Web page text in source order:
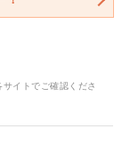
イトでご確認くださ